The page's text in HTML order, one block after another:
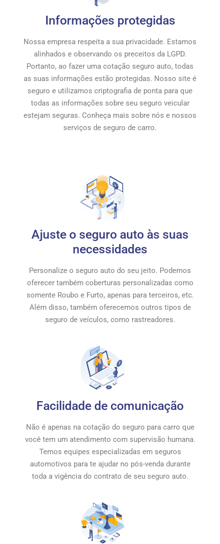
Informações protegidas
Nossa empresa respeita a sua privacidade. Estamos
alinhados e observando os preceitos da LGPD.
Portanto, ao fazer uma cotação seguro auto, todas
as suas informações estão protegidas. Nosso site é
seguro e utilizamos criptografia de ponta para que
todas as informações sobre seu seguro veicular
estejam seguras. Conheça mais sobre nós e nossos
serviços de seguro de carro.
Ajuste o seguro auto às suas
necessidades
Personalize o seguro auto do seu jeito. Podemos
oferecer também coberturas personalizadas como
somente Roubo e Furto, apenas para terceiros, etc.
Além disso, também oferecemos outros tipos de
seguro de veículos, como rastreadores.
Facilidade de comunicação
Não é apenas na cotação do seguro para carro que
você tem um atendimento com supervisão humana.
Temos equipes especializadas em seguros
automotivos para te ajudar no pós-venda durante
toda a vigência do contrato de seu seguro auto.